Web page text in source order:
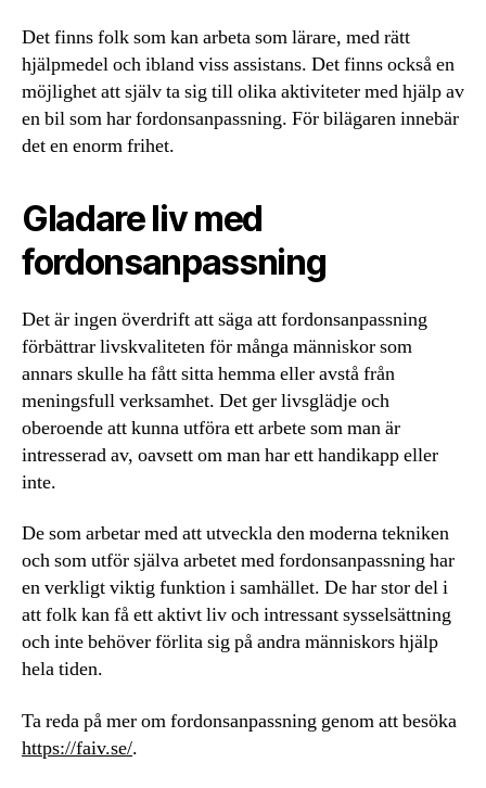
Det finns folk som kan arbeta som lärare, med rätt
hjälpmedel och ibland viss assistans. Det finns också en
möjlighet att själv ta sig till olika aktiviteter med hjälp av
en bil som har fordonsanpassning. För bilägaren innebär
det en enorm frihet.
Gladare liv med
fordonsanpassning
Det är ingen överdrift att säga att fordonsanpassning
förbättrar livskvaliteten för många människor som
annars skulle ha fått sitta hemma eller avstå från
meningsfull verksamhet. Det ger livsglädje och
oberoende att kunna utföra ett arbete som man är
intresserad av, oavsett om man har ett handikapp eller
inte.
De som arbetar med att utveckla den moderna tekniken
och som utför själva arbetet med fordonsanpassning har
en verkligt viktig funktion i samhället. De har stor del i
att folk kan få ett aktivt liv och intressant sysselsättning
och inte behöver förlita sig på andra människors hjälp
hela tiden.
Ta reda på mer om fordonsanpassning genom att besöka
https://faiv.se/.